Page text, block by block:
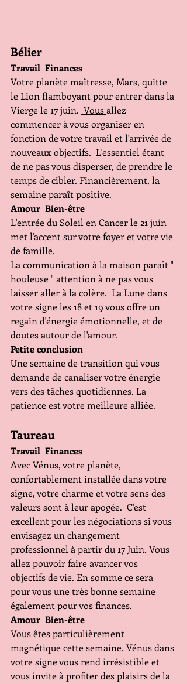
Bélier
Travail  Finances
Votre planète maîtresse, Mars, quitte
le Lion flamboyant pour entrer dans la
Vierge le 17 juin. Vous allez
commencer à vous organiser en
fonction de votre travail et l'arrivée de
nouveaux objectifs.  L'essentiel étant
de ne pas vous disperser, de prendre le
temps de cibler. Financièrement, la
semaine paraît positive.
Amour  Bien-être
L'entrée du Soleil en Cancer le 21 juin
met l'accent sur votre foyer et votre vie
de famille.
La communication à la maison paraît "
houleuse " attention à ne pas vous
laisser aller à la colère.  La Lune dans
votre signe les 18 et 19 vous offre un
regain d'énergie émotionnelle, et de
doutes autour de l'amour.
Petite conclusion
Une semaine de transition qui vous
demande de canaliser votre énergie
vers des tâches quotidiennes. La
patience est votre meilleure alliée.
Taureau
Travail  Finances
Avec Vénus, votre planète,
confortablement installée dans votre
signe, votre charme et votre sens des
valeurs sont à leur apogée.  C'est
excellent pour les négociations si vous
envisagez un changement
professionnel à partir du 17 Juin. Vous
allez pouvoir faire avancer vos
objectifs de vie. En somme ce sera
pour vous une très bonne semaine
également pour vos finances.
Amour  Bien-être
Vous êtes particulièrement
magnétique cette semaine. Vénus dans
votre signe vous rend irrésistible et
vous invite à profiter des plaisirs de la